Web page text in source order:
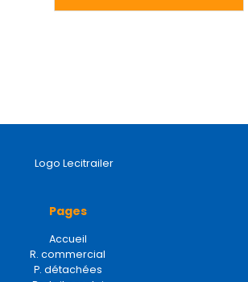
Pages
R. commercial
Portail emploi
Infos
EgaLecitrailer